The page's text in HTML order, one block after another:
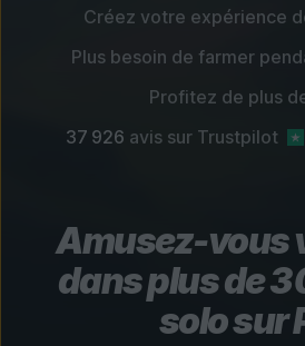
Créez votre expérience
Plus besoin de farmer
Profitez de plus
37 926 avis sur Trustpilot
Amusez-vous
dans plus de
solo sur